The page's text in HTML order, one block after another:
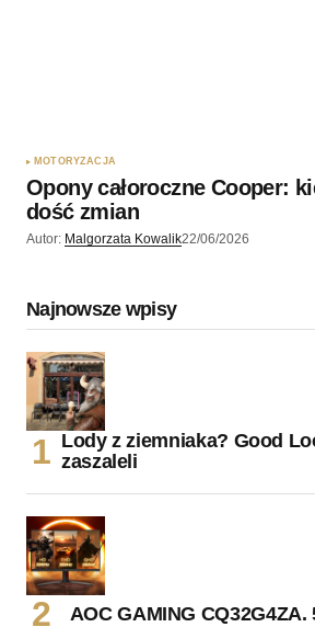
MOTORYZACJA
Opony całoroczne Cooper:
dość zmian
Autor: Malgorzata Kowalik22/06/2026
Najnowsze wpisy
Lody z ziemniaka? Good
zaszaleli
AOC GAMING CQ32G4ZA.